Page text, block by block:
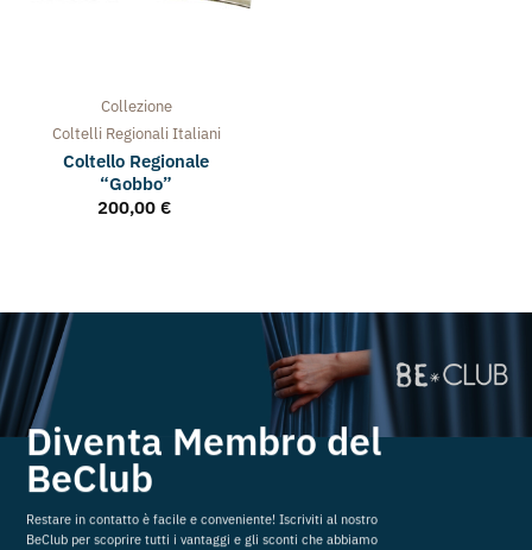
Collezione
Coltelli Regionali Italiani
Coltello Regionale
“Gobbo”
200,00 €
Diventa Membro del
BeClub
Restare in contatto è facile e conveniente! Iscriviti al nostro
BeClub per scoprire tutti i vantaggi e gli sconti che abbiamo